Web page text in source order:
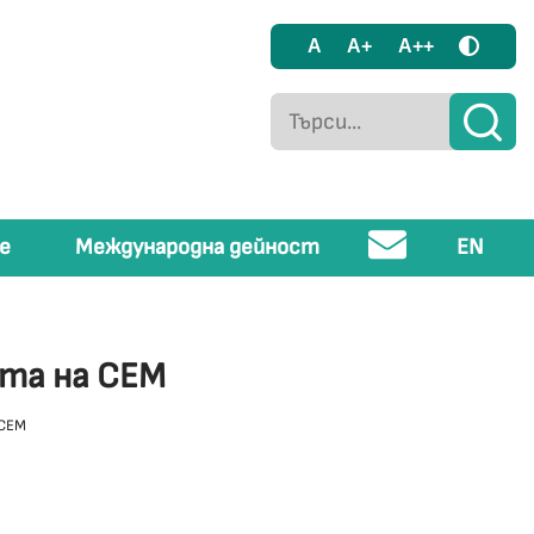
A A+ A++
Международна дейност EN
на СЕМ